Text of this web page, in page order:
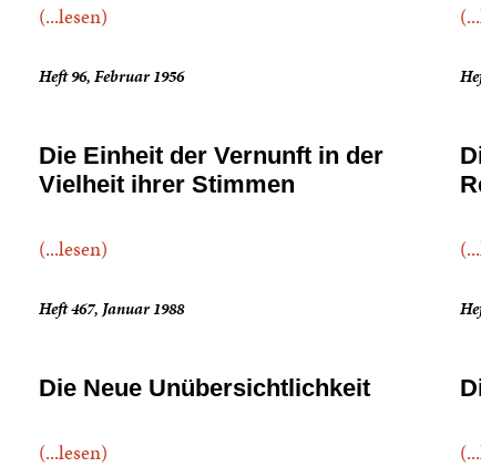
(...lesen)
Heft 96, Februar 1956
Die Einheit der Vernunft in der
Vielheit ihrer Stimmen
(...lesen)
Heft 467, Januar 1988
Die Neue Unübersichtlichkeit
(...lesen)